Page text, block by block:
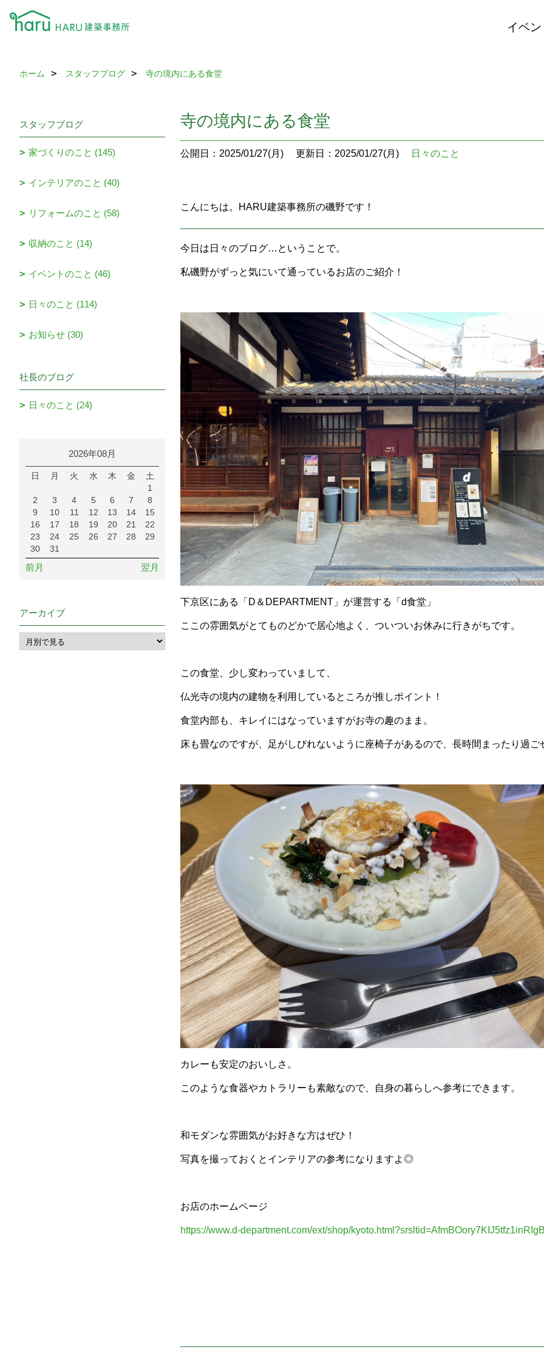
イベン
ホーム スタッフブログ 寺の境内にある食堂
寺の境内にある食堂
公開日：2025/01/27(月) 更新日：2025/01/27(月) 日々のこと
こんにちは。HARU建築事務所の磯野です！
今日は日々のブログ…ということで。
私磯野がずっと気にいて通っているお店のご紹介！
下京区にある「D＆DEPARTMENT」が運営する「d食堂」
ここの雰囲気がとてものどかで居心地よく、ついついお休みに行きがちです。
この食堂、少し変わっていまして、
仏光寺の境内の建物を利用しているところが推しポイント！
食堂内部も、キレイにはなっていますがお寺の趣のまま。
床も畳なのですが、足がしびれないように座椅子があるので、長時間まったり過ご
カレーも安定のおいしさ。
このような食器やカトラリーも素敵なので、自身の暮らしへ参考にできます。
和モダンな雰囲気がお好きな方はぜひ！
写真を撮っておくとインテリアの参考になりますよ◎
お店のホームページ
https://www.d-department.com/ext/shop/
スタッフブログ
家づくりのこと (145)
インテリアのこと (40)
リフォームのこと (58)
収納のこと (14)
イベントのこと (46)
日々のこと (114)
お知らせ (30)
社長のブログ
日々のこと (24)
2026年08月
日 月 火 水 木 金
土
1
2
3 4 5 6 7
8
9
10 11 12 13 14
15
16
17 18 19 20 21
22
23
24 25 26 27 28
29
30
31
前月 翌月
アーカイブ